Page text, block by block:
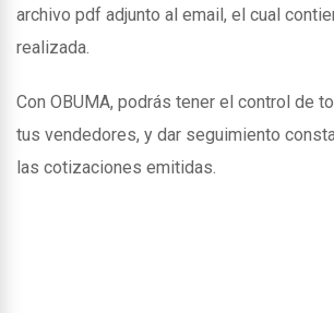
archivo pdf adjunto al email, el cual
realizada.
Con OBUMA, podrás tener el control de
tus vendedores, y dar seguimiento
las cotizaciones emitidas.